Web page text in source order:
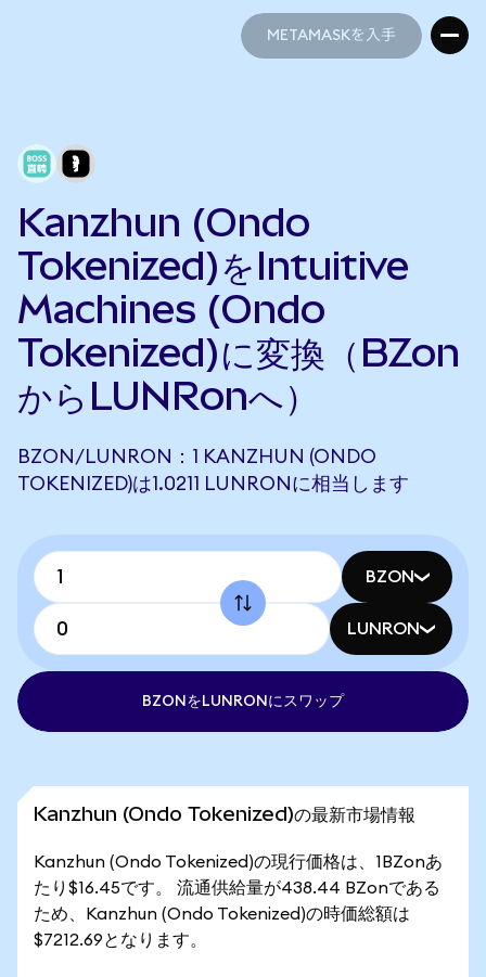
METAMASKを入手
Kanzhun (Ondo
Tokenized)をIntuitive
Machines (Ondo
Tokenized)に変換（BZon
からLUNRonへ）
BZON/LUNRON：1 KANZHUN (ONDO
TOKENIZED)は1.0211 LUNRONに相当します
BZON
LUNRON
BZONをLUNRONにスワップ
Kanzhun (Ondo Tokenized)の最新市場情報
Kanzhun (Ondo Tokenized)の現行価格は、1BZonあ
たり$16.45です。 流通供給量が438.44 BZonである
ため、Kanzhun (Ondo Tokenized)の時価総額は
$7212.69となります。